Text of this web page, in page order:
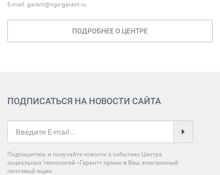
E-mail: garant@ngo-garant.ru
ПОДРОБНЕЕ О ЦЕНТРЕ
ПОДПИСАТЬСЯ НА НОВОСТИ САЙТА
Подпишитесь и получайте новости о событиях Центра
социальных технологий «Гарант» прямо в Ваш электронный
почтовый ящик.